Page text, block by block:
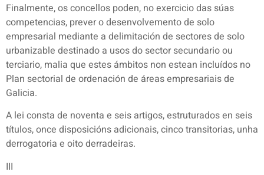
Finalmente, os concellos poden, no exercicio das súas
competencias, prever o desenvolvemento de solo
empresarial mediante a delimitación de sectores de solo
urbanizable destinado a usos do sector secundario ou
terciario, malia que estes ámbitos non estean incluídos no
Plan sectorial de ordenación de áreas empresariais de
Galicia.
A lei consta de noventa e seis artigos, estruturados en seis
títulos, once disposicións adicionais, cinco transitorias, unha
derrogatoria e oito derradeiras.
III